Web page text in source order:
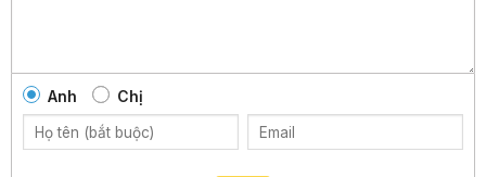
Tính năng kích thích và kéo dài thời gian quan hệ
Một trong những tính năng nổi bật của bao cao su OLO gân
gai, chống xuất tinh sớm là khả năng kích thích và kéo dài thời
Anh Chị